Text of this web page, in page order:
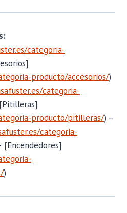
categoria-
producto/accesorios/)
categoria-
producto/pitilleras/) –
categoria-
[Encendedores]
)